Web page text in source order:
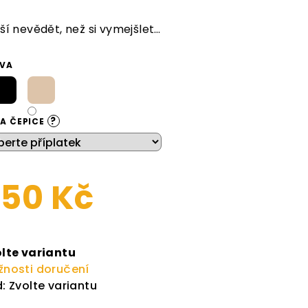
nevědět, než si vymejšlet…
ČEPICE ?
Kč
variantu
doručení
Zvolte variantu